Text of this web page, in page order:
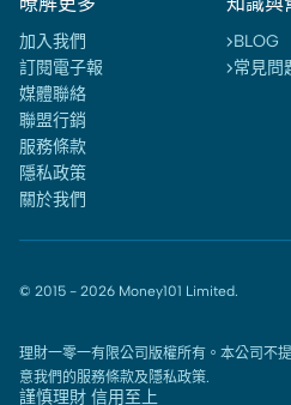
加入我們
訂閱電子報
媒體聯絡
聯盟行銷
服務條款
隱私政策
關於我們
BLOG
常見問
© 2015 - 2026 Money101 Limited.
理財一零一有限公司版權所有。本公司不
意我們的服務條款及 隱私政策.
謹慎理財 信用至上